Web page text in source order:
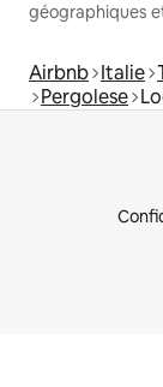
géographiques
Airbnb Italie
Pergolese